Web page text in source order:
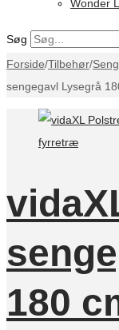
Wonder
Søg
Forside/Tilbehør/
sengegavl Lysegrå
180